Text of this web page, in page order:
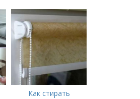
жалюзи
Как стирать